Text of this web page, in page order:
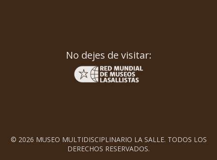
No dejes de visitar:
© 2026 MUSEO MULTIDISCIPLINARIO LA SALLE. TODOS LOS
DERECHOS RESERVADOS.